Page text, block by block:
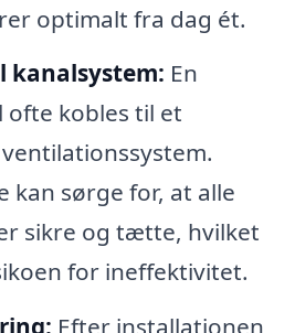
optimalt fra dag ét.
kanalsystem: En
kobles til et
kan sørge for, at alle
sikre og tætte, hvilket
for ineffektivitet.
Efter installationen